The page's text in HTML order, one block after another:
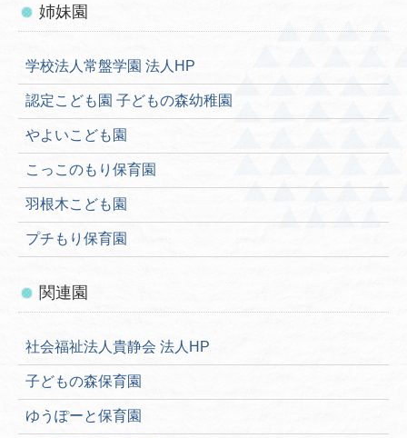
入園案内
保護者専用
採用情報
募集要項【保育教諭】
リンク
お問い合わせ
姉妹園
学校法人常盤学園 法人HP
認定こども園 子どもの森幼稚園
やよいこども園
こっこのもり保育園
羽根木こども園
プチもり保育園
関連園
社会福祉法人貴静会 法人HP
子どもの森保育園
ゆうぽーと保育園